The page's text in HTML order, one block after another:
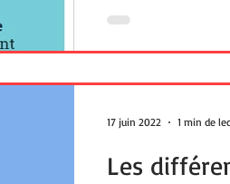
Les
17 juin 2022 1 min de